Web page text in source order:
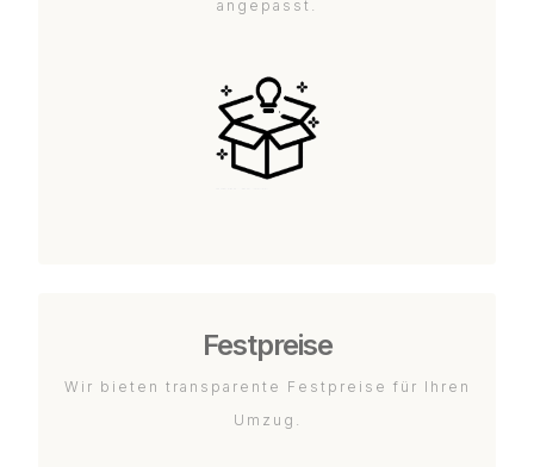
angepasst.
Festpreise
Wir bieten transparente Festpreise für Ihren
Umzug.